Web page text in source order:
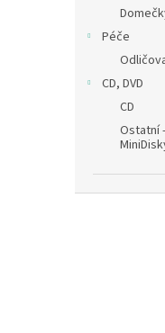
Péče
CD, DVD
CD
Ostatní